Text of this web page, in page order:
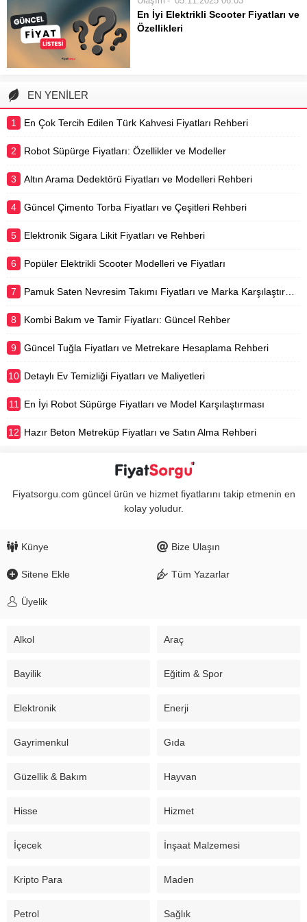
pratik ve çevre dostu bir alternatif
sunmaktadır. Trafik sıkışıklığından
kurtulmak, toplu taşımaya alternatif
En İyi Elektrikli Scooter Fiyatları ve
Özellikleri
hale getirmek ve...
EN YENİLER
1 En Çok Tercih Edilen Türk Kahvesi Fiyatları Rehberi
2 Robot Süpürge Fiyatları: Özellikler ve Modeller
3 Altın Arama Dedektörü Fiyatları ve Modelleri Rehberi
4 Güncel Çimento Torba Fiyatları ve Çeşitleri Rehberi
5 Elektronik Sigara Likit Fiyatları ve Rehberi
6 Popüler Elektrikli Scooter Modelleri ve Fiyatları
7 Pamuk Saten Nevresim Takımı Fiyatları ve Marka Karşılaştırması
8 Kombi Bakım ve Tamir Fiyatları: Güncel Rehber
9 Güncel Tuğla Fiyatları ve Metrekare Hesaplama Rehberi
10 Detaylı Ev Temizliği Fiyatları ve Maliyetleri
11 En İyi Robot Süpürge Fiyatları ve Model Karşılaştırması
12 Hazır Beton Metreküp Fiyatları ve Satın Alma Rehberi
Fiyatsorgu.com güncel ürün ve hizmet fiyatlarını takip etmenin en
kolay yoludur.
Künye Bize Ulaşın
Sitene Ekle Tüm Yazarlar
Üyelik
Alkol Araç
Bayilik Eğitim & Spor
Elektronik Enerji
Gayrimenkul Gıda
Güzellik & Bakım Hayvan
Hisse Hizmet
İçecek İnşaat Malzemesi
Kripto Para Maden
Petrol Sağlık